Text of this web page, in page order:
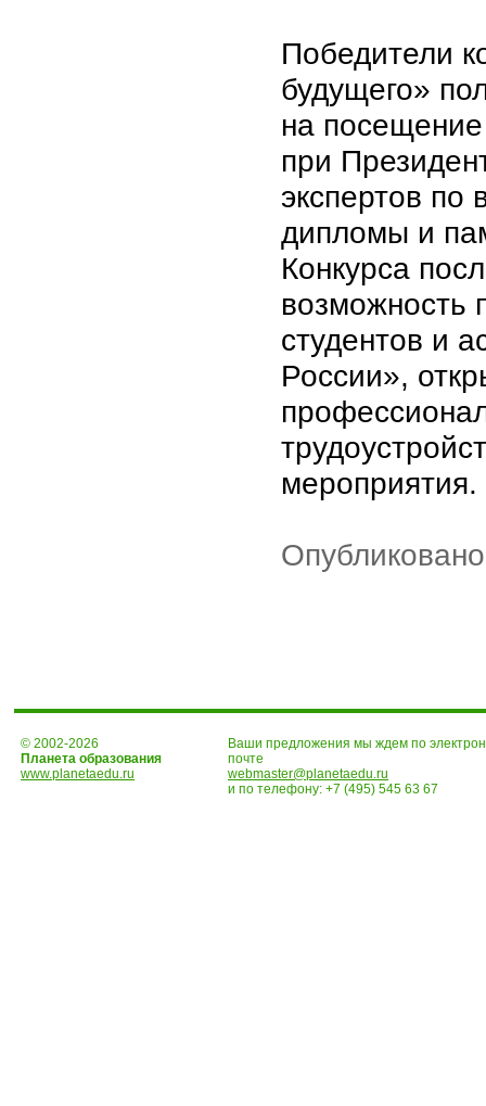
Победители
будущего»
на
при
экспертов по
дипломы и
Конкурса
возможность
студентов и
России»,
мероприятия.
© 2002-2026
Планета образования
www.planetaedu.ru
Ваши предложения мы ждем по
почте
webmaster@planetaedu.ru
и по телефону: +7 (495) 545 63 67